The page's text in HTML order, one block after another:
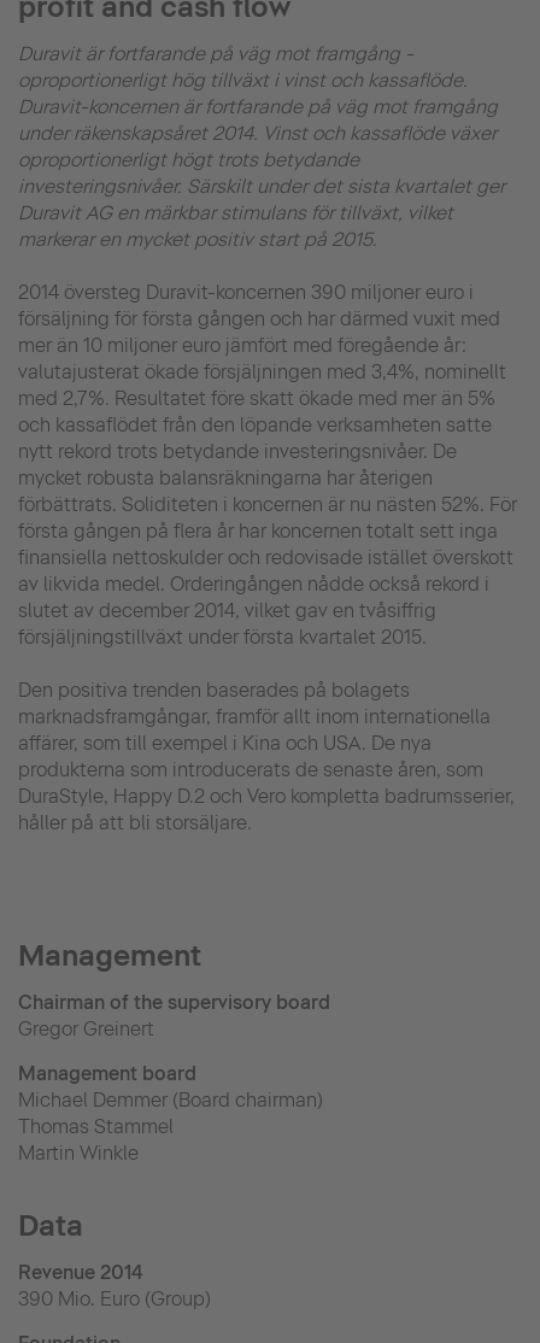
Duravit är fortfarande på väg mot framgång -
oproportionerligt hög tillväxt i vinst och kassaflöde.
Duravit-koncernen är fortfarande på väg mot framgång
under räkenskapsåret 2014. Vinst och kassaflöde växer
oproportionerligt högt trots betydande
investeringsnivåer. Särskilt under det sista kvartalet ger
Duravit AG en märkbar stimulans för tillväxt, vilket
markerar en mycket positiv start på 2015.
2014 översteg Duravit-koncernen 390 miljoner euro i
försäljning för första gången och har därmed vuxit med
mer än 10 miljoner euro jämfört med föregående år:
valutajusterat ökade försjäljningen med 3,4%, nominellt
med 2,7%. Resultatet före skatt ökade med mer än 5%
och kassaflödet från den löpande verksamheten satte
nytt rekord trots betydande investeringsnivåer. De
mycket robusta balansräkningarna har återigen
förbättrats. Soliditeten i koncernen är nu nästen 52%. För
första gången på flera år har koncernen totalt sett inga
finansiella nettoskulder och redovisade istället överskott
av likvida medel. Orderingången nådde också rekord i
slutet av december 2014, vilket gav en tvåsiffrig
försjäljningstillväxt under första kvartalet 2015.
Den positiva trenden baserades på bolagets
marknadsframgångar, framför allt inom internationella
affärer, som till exempel i Kina och USA. De nya
produkterna som introducerats de senaste åren, som
DuraStyle, Happy D.2 och Vero kompletta badrumsserier,
håller på att bli storsäljare.
Management
Chairman of the supervisory board
Gregor Greinert
Management board
Michael Demmer (Board chairman)
Thomas Stammel
Martin Winkle
Data
Revenue 2014
390 Mio. Euro (Group)